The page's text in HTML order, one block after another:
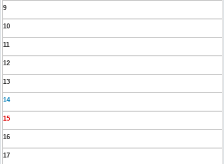
9
10
11
12
13
14
15
16
17